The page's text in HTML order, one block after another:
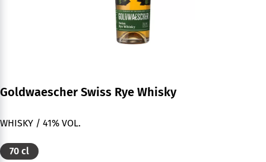
Goldwaescher Swiss Rye Whisky
WHISKY / 41% VOL.
70 cl